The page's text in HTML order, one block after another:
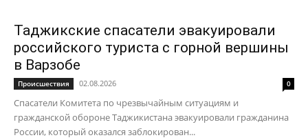
Таджикские спасатели эвакуировали
российского туриста с горной вершины
в Варзобе
Происшествия 02.08.2026 0
Спасатели Комитета по чрезвычайным ситуациям и
гражданской обороне Таджикистана эвакуировали гражданина
России, который оказался заблокирован...